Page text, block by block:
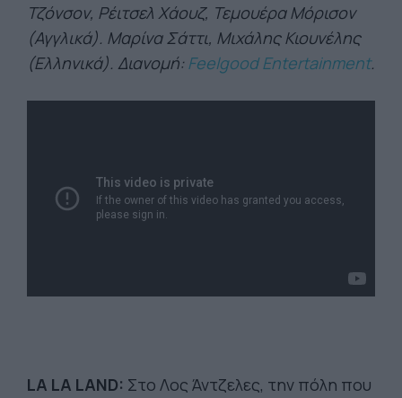
Τζόνσον, Ρέιτσελ Χάουζ, Τεμουέρα Μόρισον
(Αγγλικά). Μαρίνα Σάττι, Μιχάλης Κιουνέλης
(Ελληνικά). Διανομή:Feelgood Entertainment.
LΑ LA LAND: Στο Λος Άντζελες, την πόλη που